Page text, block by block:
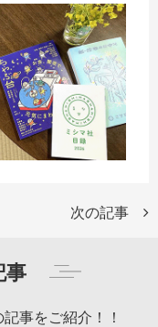
次の記事
事
事をご紹介！！